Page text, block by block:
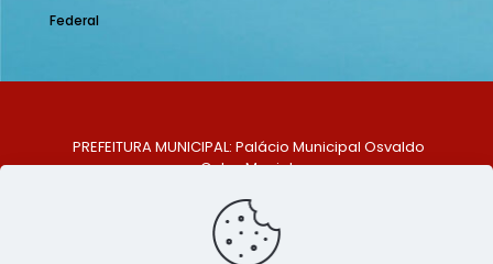
Federal
PREFEITURA MUNICIPAL: Palácio Municipal Osvaldo
Celso Maciel
Centro, São Bento do Una - PE. CEP: 553370-128
TELEFONE: (81) 99548-1569
E-MAIL: ouvidoria@saobentodouna.pe.gov.br